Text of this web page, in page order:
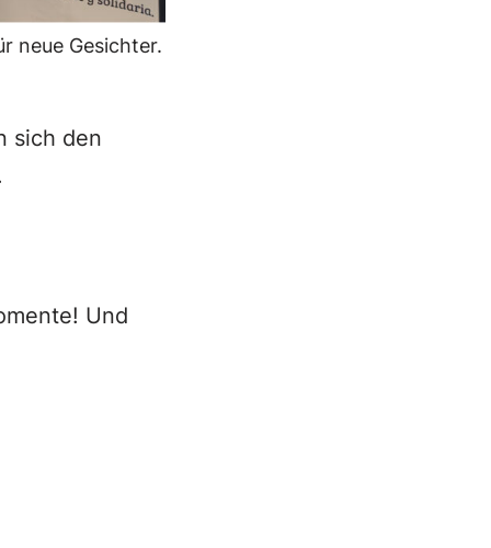
neue Gesichter.
sich den
Und